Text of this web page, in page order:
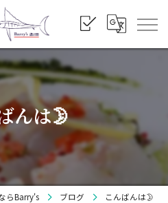
んは🌛
らBarry's ブログ こんばんは🌛